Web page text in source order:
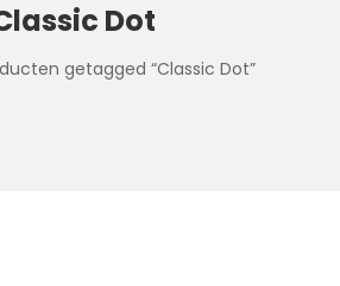
Dot
getagged “Classic Dot”